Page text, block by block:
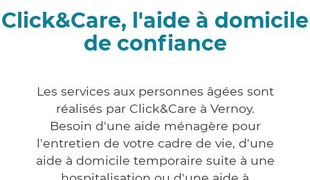
Click&Care, l'aide à domicile
de confiance
Les services aux personnes âgées sont
réalisés par Click&Care à Vernoy.
Besoin d'une aide ménagère pour
l'entretien de votre cadre de vie, d'une
aide à domicile temporaire suite à une